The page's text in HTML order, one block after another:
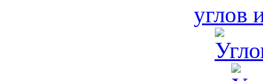
углов